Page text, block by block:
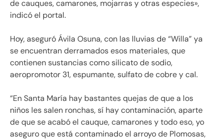
de cauques, camarones, mojarras y otras especies»,
indicó el portal.
Hoy, aseguró Ávila Osuna, con las lluvias de “Willa” ya
se encuentran derramados esos materiales, que
contienen sustancias como silicato de sodio,
aeropromotor 31, espumante, sulfato de cobre y cal.
“En Santa María hay bastantes quejas de que a los
niños les salen ronchas, sí hay contaminación, aparte
de que se acabó el cauque, camarones y todo eso, yo
aseguro que está contaminado el arroyo de Plomosas,